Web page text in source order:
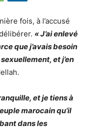
fois, à l’accusé
« J’ai enlevé
que j’avais besoin
et j’en
et je tiens à
marocain qu’il
dans les